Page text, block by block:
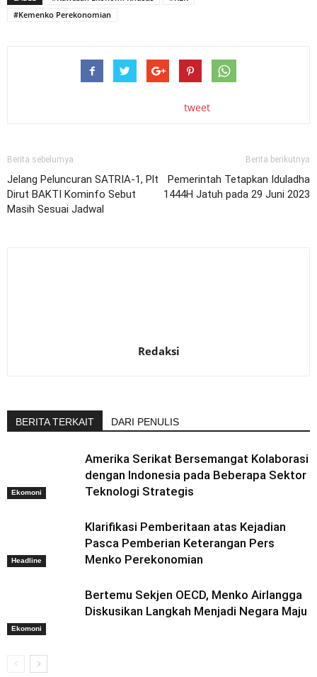
#Kemenko Perekonomian
tweet
Berita sebelumya
Jelang Peluncuran SATRIA-1, Plt
Dirut BAKTI Kominfo Sebut
Masih Sesuai Jadwal
Berita berikutnya
Pemerintah Tetapkan Iduladha
1444H Jatuh pada 29 Juni 2023
Redaksi
BERITA TERKAIT DARI PENULIS
Ekomoni
Amerika Serikat Bersemangat Kolaborasi
dengan Indonesia pada Beberapa Sektor
Teknologi Strategis
Headline
Klarifikasi Pemberitaan atas Kejadian
Pasca Pemberian Keterangan Pers
Menko Perekonomian
Ekomoni
Bertemu Sekjen OECD, Menko Airlangga
Diskusikan Langkah Menjadi Negara Maju